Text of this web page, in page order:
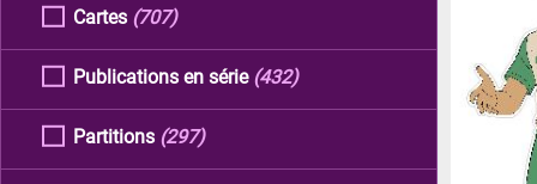
Cartes (707)
Publications en série (432)
Partitions (297)